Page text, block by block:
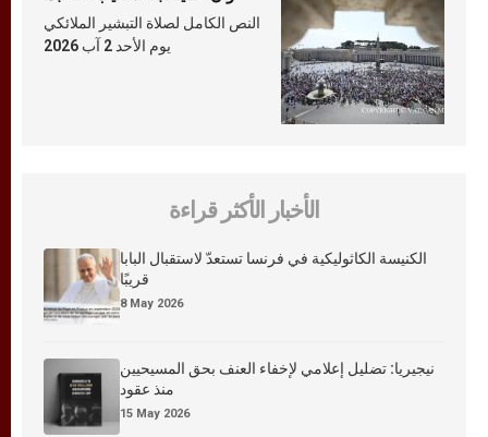
النص الكامل لصلاة التبشير الملائكي
يوم الأحد 2 آب 2026
الأخبار الأكثر قراءة
الكنيسة الكاثوليكية في فرنسا تستعدّ لاستقبال البابا
قريبًا
8 May 2026
نيجيريا: تضليل إعلامي لإخفاء العنف بحق المسيحيين
منذ عقود
15 May 2026